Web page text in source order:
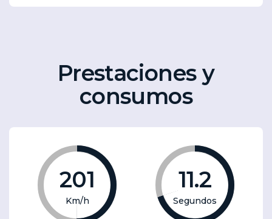
Prestaciones y
consumos
201
Km/h
11.2
Segundos